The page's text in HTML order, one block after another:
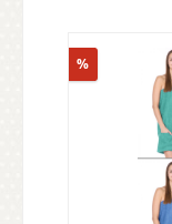
%Rabatt